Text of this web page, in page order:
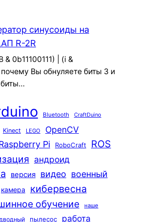
синусоиды на
R-2R
& 0b11100111) | (i &
Вы обнуляете биты 3 и
биты…
Bluetooth CraftDuino
Kinect LEGO OpenCV
Pi RoboCraft ROS
андроид
версия видео военный
камера кибервесна
обучение наше
пылесос работа